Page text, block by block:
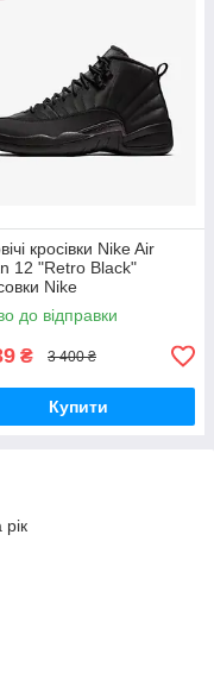
кросівки Nike Air
12 "Retro Black"
Nike
до відправки
₴ 3 400 ₴
Купити